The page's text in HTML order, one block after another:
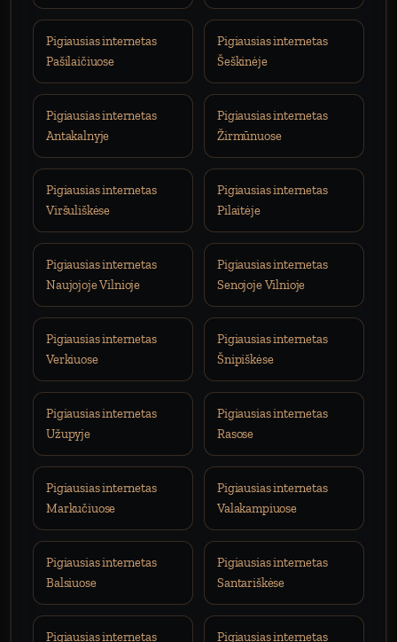
Pigiausias internetas
Pašilaičiuose
Pigiausias internetas
Šeškinėje
Pigiausias internetas
Antakalnyje
Pigiausias internetas
Žirmūnuose
Pigiausias internetas
Viršuliškėse
Pigiausias internetas
Pilaitėje
Pigiausias internetas
Naujojoje Vilnioje
Pigiausias internetas
Senojoje Vilnioje
Pigiausias internetas
Verkiuose
Pigiausias internetas
Šnipiškėse
Pigiausias internetas
Užupyje
Pigiausias internetas
Rasose
Pigiausias internetas
Markučiuose
Pigiausias internetas
Valakampiuose
Pigiausias internetas
Balsiuose
Pigiausias internetas
Santariškėse
Pigiausias internetas Pigiausias internetas